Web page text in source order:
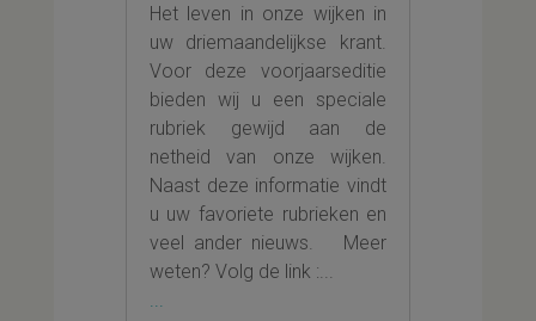
Het leven in onze wijken in
uw driemaandelijkse krant.
Voor deze voorjaarseditie
bieden wij u een speciale
rubriek gewijd aan de
netheid van onze wijken.
Naast deze informatie vindt
u uw favoriete rubrieken en
veel ander nieuws. Meer
weten? Volg de link :...